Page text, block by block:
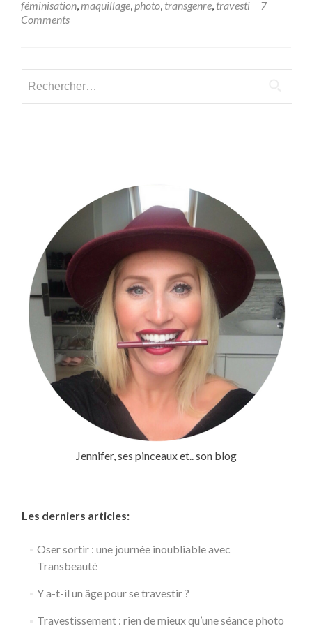
Illuminez
5
féminisation,maquillage,photo, transgenre, travesti
7
Comments
Jennifer, ses pinceaux et.. son blog
Les derniers articles:
Oser sortir : une journée inoubliable avec
Transbeauté
Y a-t-il un âge pour se travestir ?
Travestissement : rien de mieux qu’une séance photo